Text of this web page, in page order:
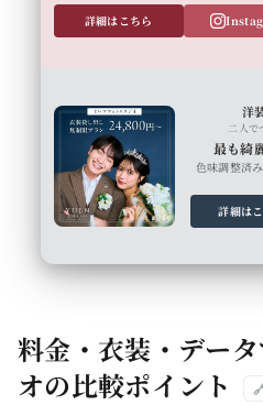
詳細はこちら
洋
二人で
最も綺
色味調整済
詳細は
料金・衣装・デー
オの比較ポイント